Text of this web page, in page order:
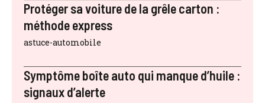
Protéger sa voiture de la grêle carton :
méthode express
astuce-automobile
Symptôme boîte auto qui manque d’huile :
signaux d’alerte